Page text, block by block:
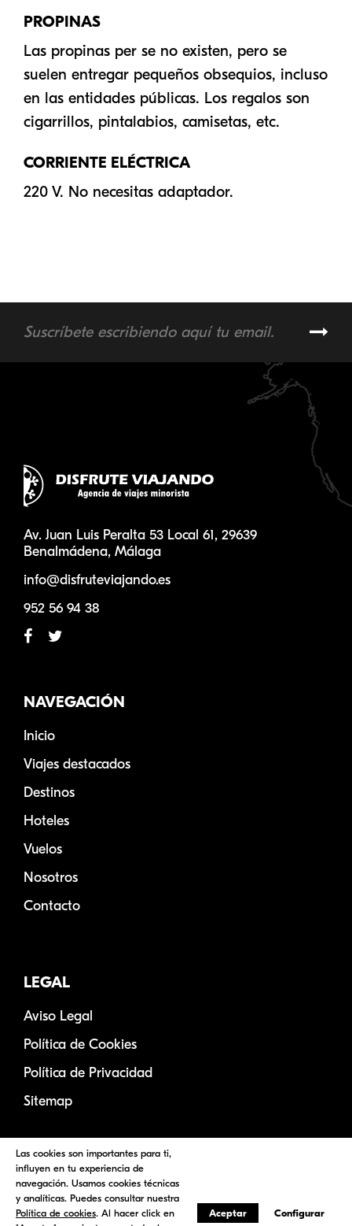
PROPINAS
Las propinas per se no existen, pero se
suelen entregar pequeños obsequios, incluso
en las entidades públicas. Los regalos son
cigarrillos, pintalabios, camisetas, etc.
CORRIENTE ELÉCTRICA
220 V. No necesitas adaptador.
Av. Juan Luis Peralta 53 Local 61, 29639
Benalmádena, Málaga
info@disfruteviajando.es
952 56 94 38
NAVEGACIÓN
Inicio
Viajes destacados
Destinos
Hoteles
Vuelos
Nosotros
Contacto
LEGAL
Aviso Legal
Política de Cookies
Política de Privacidad
Sitemap
Las cookies son importantes para ti,
influyen en tu experiencia de
navegación. Usamos cookies técnicas
y analíticas. Puedes consultar nuestra
Política de cookies. Al hacer click en
Aceptar Configurar